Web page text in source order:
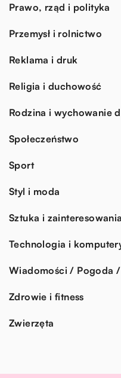
Prawo, rząd i polityka
Przemysł i rolnictwo
Reklama i druk
Religia i duchowość
Rodzina i wychowanie
Społeczeństwo
Sport
Styl i moda
Sztuka i zainteresowania
Technologia i
Wiadomości / Pogoda
Zdrowie i fitness
Zwierzęta